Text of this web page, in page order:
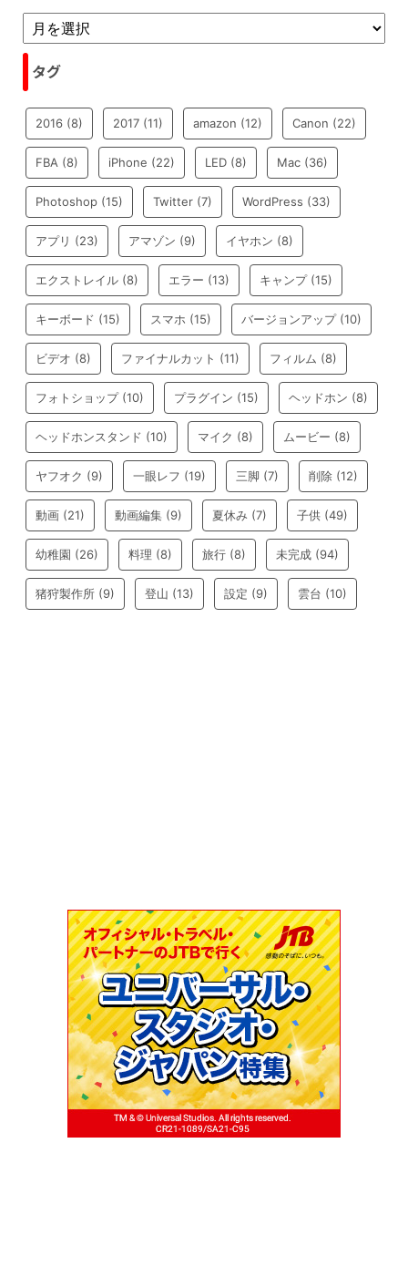
タグ
2016 (8) 2017 (11) amazon (12) Canon (22)
FBA (8) iPhone (22) LED (8) Mac (36)
Photoshop (15) Twitter (7) WordPress (33)
アプリ (23) アマゾン (9) イヤホン (8)
エクストレイル (8) エラー (13) キャンプ(15)
キーボード (15) スマホ (15) バージョンアップ(10)
ビデオ (8) ファイナルカット (11) フィルム (8)
フォトショップ(10) プラグイン (15) ヘッドホン (8)
ヘッドホンスタンド (10) マイク (8) ムービー (8)
ヤフオク (9) 一眼レフ (19) 三脚 (7) 削除 (12)
動画 (21) 動画編集 (9) 夏休み (7) 子供 (49)
幼稚園 (26) 料理 (8) 旅行 (8) 未完成 (94)
猪狩製作所 (9) 登山 (13) 設定 (9) 雲台 (10)